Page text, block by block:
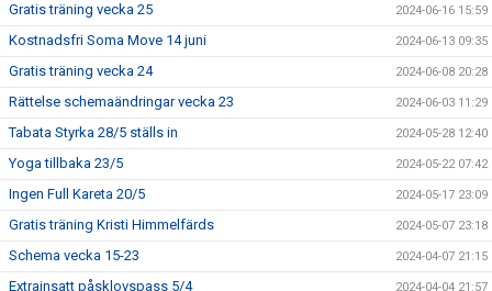
Gratis träning vecka 25 2024-06-16 15:59
Kostnadsfri Soma Move 14 juni 2024-06-13 09:35
Gratis träning vecka 24 2024-06-08 20:28
Rättelse schemaändringar vecka 23 2024-06-03 11:29
Tabata Styrka 28/5 ställs in 2024-05-28 12:40
Yoga tillbaka 23/5 2024-05-22 07:42
Ingen Full Kareta 20/5 2024-05-17 23:09
Gratis träning Kristi Himmelfärds 2024-05-07 23:18
Schema vecka 15-23 2024-04-07 21:15
Extrainsatt påsklovspass 5/4 2024-04-04 21:57